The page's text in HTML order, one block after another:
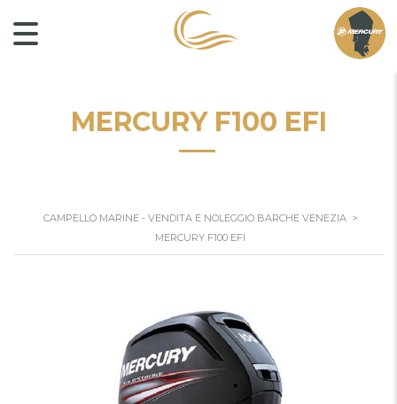
MERCURY F100 EFI
CAMPELLO MARINE - VENDITA E NOLEGGIO BARCHE VENEZIA >
MERCURY F100 EFI